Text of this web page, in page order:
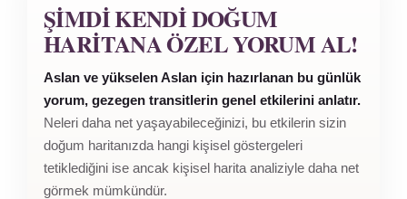
ŞIMDI KENDI DOĞUM
HARITANA ÖZEL YORUM AL!
Aslan ve yükselen Aslan için hazırlanan bu günlük
yorum, gezegen transitlerin genel etkilerini anlatır.
Neleri daha net yaşayabileceğinizi, bu etkilerin sizin
doğum haritanızda hangi kişisel göstergeleri
tetiklediğini ise ancak kişisel harita analiziyle daha net
görmek mümkündür.